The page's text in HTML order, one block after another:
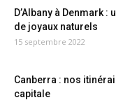
D’Albany à Denmark :
de joyaux naturels
15 septembre 2022
Canberra : nos
capitale